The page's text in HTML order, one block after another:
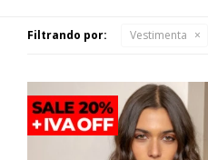
Filtrando por: Vestimenta